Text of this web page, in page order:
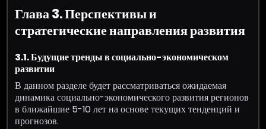
Глава 3. Перспективы и
стратегические направления развития
3.1. Будущие тренды в социально-экономическом
развитии
В данном разделе будет рассматриваться ожидаемая
динамика социально-экономического развития регионов
в ближайшие 5-10 лет на основе текущих тенденций и
прогнозов.